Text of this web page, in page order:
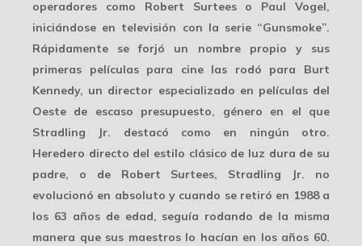
operadores como Robert Surteeso Paul Vogel,
iniciándose en televisión con la serie “Gunsmoke”.
Rápidamente se forjó un nombre propio y sus
primeras películas para cine las rodó para Burt
Kennedy, un director especializado en películas del
Oeste de escaso presupuesto, género en el que
Stradling Jr. destacó como en ningún otro.
Heredero directo del estilo clásico de luz dura de su
padre, o de Robert Surtees, Stradling Jr. no
evolucionó en absoluto y cuando se retiró en 1988 a
los 63 años de edad, seguía rodando de la misma
manera que sus maestros lo hacían en los años 60.